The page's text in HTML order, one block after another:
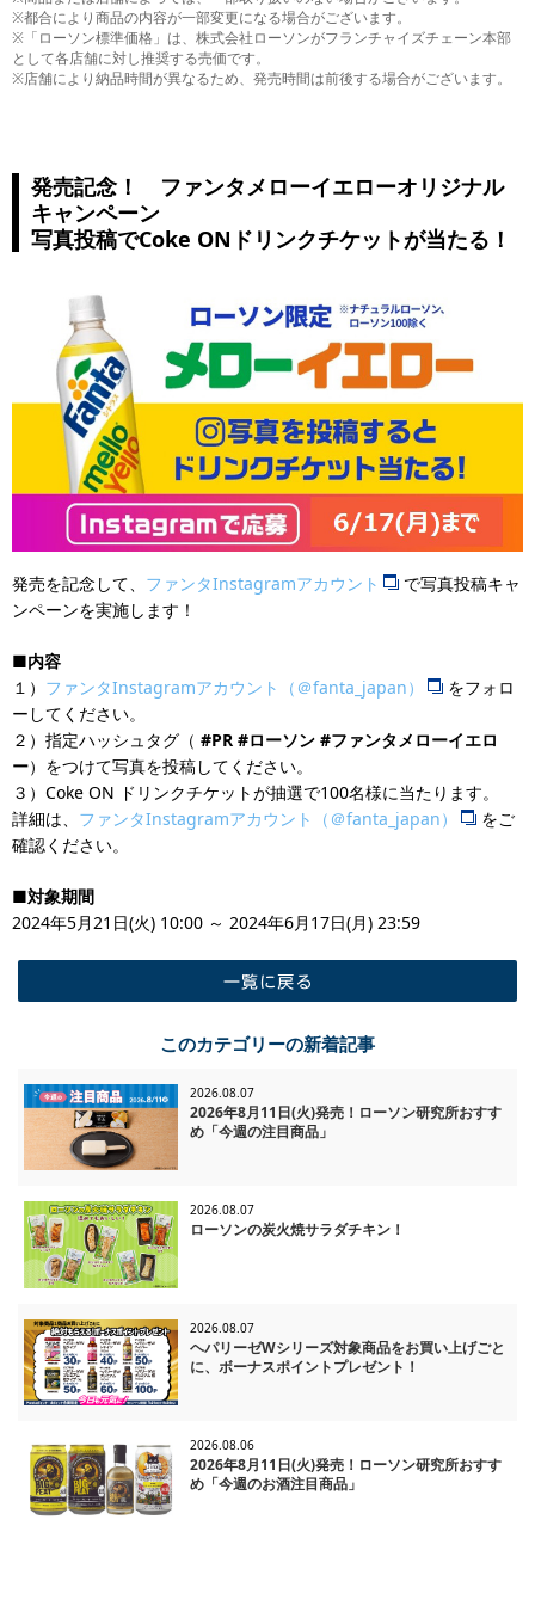
※都合により商品の内容が一部変更になる場合がございます。
※「ローソン標準価格」は、株式会社ローソンがフランチャイズチェーン本部
として各店舗に対し推奨する売価です。
※店舗により納品時間が異なるため、発売時間は前後する場合がございます。
発売記念！ ファンタメローイエローオリジナル
キャンペーン
写真投稿でCoke ONドリンクチケットが当たる！
発売を記念して、 ファンタInstagramアカウント
で写真投稿キャ
ンペーンを実施します！
■内容
１） ファンタInstagramアカウント（＠fanta_japan）
をフォロ
ーしてください。
２）指定ハッシュタグ（ #PR #ローソン #ファンタメローイエロ
ー）をつけて写真を投稿してください。
３）Coke ON ドリンクチケットが抽選で100名様に当たります。
詳細は、 ファンタInstagramアカウント（＠fanta_japan）
をご
確認ください。
■対象期間
2024年5月21日(火) 10:00 ～ 2024年6月17日(月) 23:59
このカテゴリーの新着記事
2026.08.07
2026年8月11日(火)発売！ローソン研究所おすす
め「今週の注目商品」
2026.08.07
ローソンの炭火焼サラダチキン！
2026.08.07
ヘパリーゼWシリーズ対象商品をお買い上げごと
に、ボーナスポイントプレゼント！
2026.08.06
2026年8月11日(火)発売！ローソン研究所おすす
め「今週のお酒注目商品」